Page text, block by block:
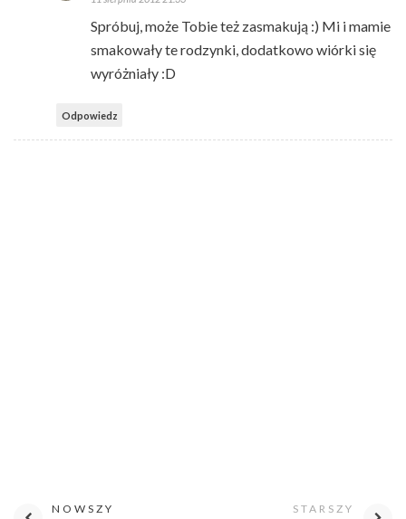
Spróbuj, może Tobie też zasmakują :) Mi i mamie
smakowały te rodzynki, dodatkowo wiórki się
wyróżniały :D
Odpowiedz
NOWSZY STARSZY